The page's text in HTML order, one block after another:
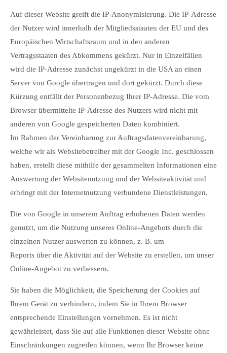
Auf dieser Website greift die IP-Anonymisierung. Die IP-Adresse
der Nutzer wird innerhalb der Mitgliedsstaaten der EU und des
Europäischen Wirtschaftsraum und in den anderen
Vertragsstaaten des Abkommens gekürzt. Nur in Einzelfällen
wird die IP-Adresse zunächst ungekürzt in die USA an einen
Server von Google übertragen und dort gekürzt. Durch diese
Kürzung entfällt der Personenbezug Ihrer IP-Adresse. Die vom
Browser übermittelte IP-Adresse des Nutzers wird nicht mit
anderen von Google gespeicherten Daten kombiniert.
Im Rahmen der Vereinbarung zur Auftragsdatenvereinbarung,
welche wir als Websitebetreiber mit der Google Inc. geschlossen
haben, erstellt diese mithilfe der gesammelten Informationen eine
Auswertung der Websitenutzung und der Websiteaktivität und
erbringt mit der Internetnutzung verbundene Dienstleistungen.
Die von Google in unserem Auftrag erhobenen Daten werden
genutzt, um die Nutzung unseres Online-Angebots durch die
einzelnen Nutzer auswerten zu können, z. B. um
Reports über die Aktivität auf der Website zu erstellen, um unser
Online-Angebot zu verbessern.
Sie haben die Möglichkeit, die Speicherung der Cookies auf
Ihrem Gerät zu verhindern, indem Sie in Ihrem Browser
entsprechende Einstellungen vornehmen. Es ist nicht
gewährleistet, dass Sie auf alle Funktionen dieser Website ohne
Einschränkungen zugreifen können, wenn Ihr Browser keine